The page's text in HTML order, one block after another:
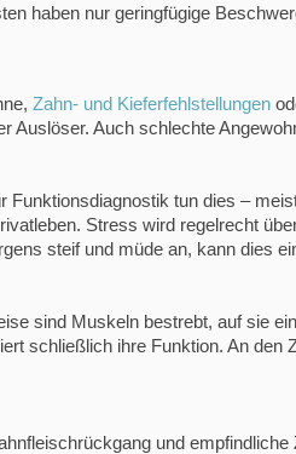
haben nur geringfügige
Zahn- und Kieferfehlstellungen
Auslöser. Auch schlechte
tun dies –
Stress wird regelrecht
steif und müde an, kann dies
sind Muskeln bestrebt, auf sie
schließlich ihre Funktion. An den
und